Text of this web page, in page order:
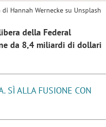
Hannah Wernecke su Unsplash
della Federal
da 8,4 miliardi di dollari
SÌ ALLA FUSIONE CON